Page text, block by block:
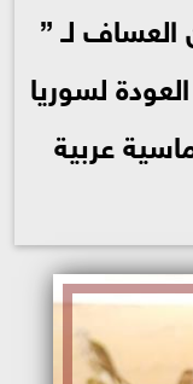
العساف لـ ”
لسوريا
عربية